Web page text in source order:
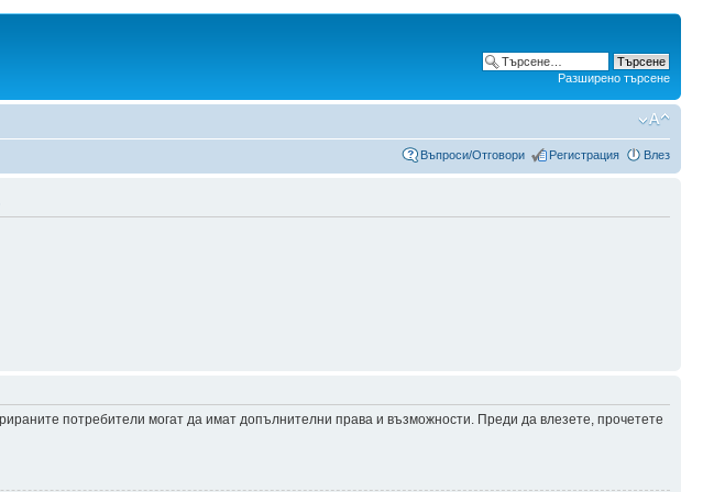
Разширено търсене
Въпроси/Отговори Регистрация Влез
потребители могат да имат допълнителни права и възможности. Преди да влезете, прочетете